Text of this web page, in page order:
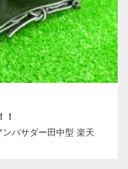
！
バサダー田中型 楽天